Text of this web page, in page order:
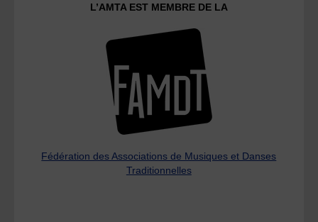
L’AMTA EST MEMBRE DE LA
Fédération des Associations de Musiques et Danses
Traditionnelles